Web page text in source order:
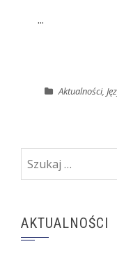
...
Aktualności,
Szukaj:
AKTUALNOŚCI